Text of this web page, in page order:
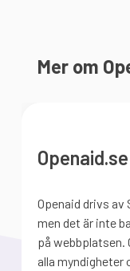
Mer om
Openaid drivs av
men det är inte
på webbplatsen.
alla myndigheter